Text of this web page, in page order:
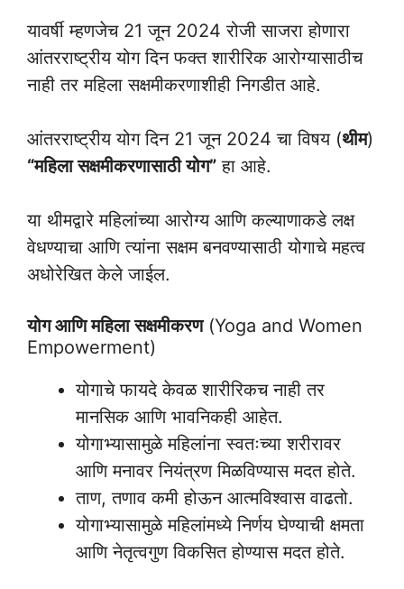
यावर्षी म्हणजेच 21 जून 2024 रोजी साजरा होणारा
आंतरराष्ट्रीय योग दिन फक्त शारीरिक आरोग्यासाठीच
नाही तर महिला सक्षमीकरणाशीही निगडीत आहे.
आंतरराष्ट्रीय योग दिन 21 जून 2024 चा विषय (थीम)
“महिला सक्षमीकरणासाठी योग” हा आहे.
या थीमद्वारे महिलांच्या आरोग्य आणि कल्याणाकडे लक्ष
वेधण्याचा आणि त्यांना सक्षम बनवण्यासाठी योगाचे महत्व
अधोरेखित केले जाईल.
योग आणि महिला सक्षमीकरण(Yoga and Women
Empowerment)
योगाचे फायदे केवळ शारीरिकच नाही तर
मानसिक आणि भावनिकही आहेत.
योगाभ्यासामुळे महिलांना स्वतःच्या शरीरावर
आणि मनावर नियंत्रण मिळविण्यास मदत होते.
ताण, तणाव कमी होऊन आत्मविश्वास वाढतो.
योगाभ्यासामुळे महिलांमध्ये निर्णय घेण्याची क्षमता
आणि नेतृत्वगुण विकसित होण्यास मदत होते.